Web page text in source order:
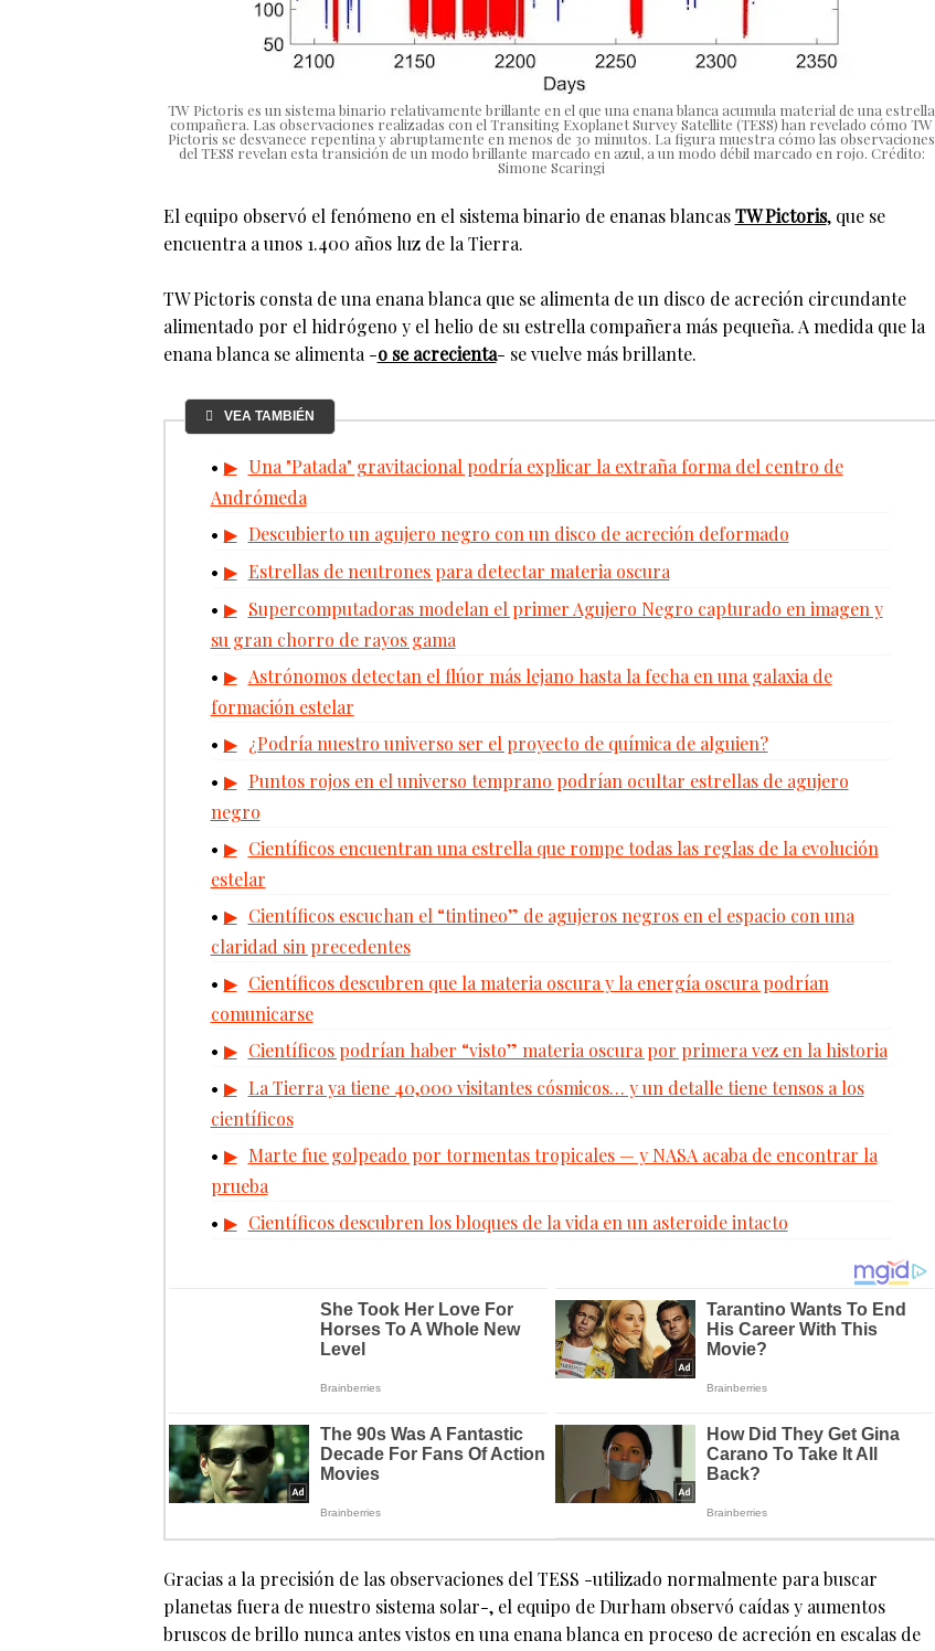
TW Pictoris es un sistema binario relativamente brillante en el que una enana blanca acumula material de una estrella
compañera. Las observaciones realizadas con el Transiting Exoplanet Survey Satellite (TESS) han revelado cómo TW
Pictoris se desvanece repentina y abruptamente en menos de 30 minutos. La figura muestra cómo las observaciones
del TESS revelan esta transición de un modo brillante marcado en azul, a un modo débil marcado en rojo. Crédito:
Simone Scaringi
El equipo observó el fenómeno en el sistema binario de enanas blancasTW Pictoris, que se
encuentra a unos 1.400 años luz de la Tierra.
TW Pictoris consta de una enana blanca que se alimenta de un disco de acreción circundante
alimentado por el hidrógeno y el helio de su estrella compañera más pequeña. A medida que la
enana blanca se alimenta -o se acrecienta- se vuelve más brillante.
VEA TAMBIÉN
Una "Patada" gravitacional podría explicar la extraña forma del centro de
Andrómeda
Descubierto un agujero negro con un disco de acreción deformado
Estrellas de neutrones para detectar materia oscura
Supercomputadoras modelan el primer Agujero Negro capturado en imagen y
su gran chorro de rayos gama
Astrónomos detectan el flúor más lejano hasta la fecha en una galaxia de
formación estelar
¿Podría nuestro universo ser el proyecto de química de alguien?
Puntos rojos en el universo temprano podrían ocultar estrellas de agujero
negro
Científicos encuentran una estrella que rompe todas las reglas de la evolución
estelar
Científicos escuchan el “tintineo” de agujeros negros en el espacio con una
claridad sin precedentes
Científicos descubren que la materia oscura y la energía oscura podrían
comunicarse
Científicos podrían haber “visto” materia oscura por primera vez en la historia
La Tierra ya tiene 40,000 visitantes cósmicos… y un detalle tiene tensos a los
científicos
Marte fue golpeado por tormentas tropicales — y NASA acaba de encontrar la
prueba
Científicos descubren los bloques de la vida en un asteroide intacto
Gracias a la precisión de las observaciones del TESS -utilizado normalmente para buscar
planetas fuera de nuestro sistema solar-, el equipo de Durham observó caídas y aumentos
bruscos de brillo nunca antes vistos en una enana blanca en proceso de acreción en escalas de